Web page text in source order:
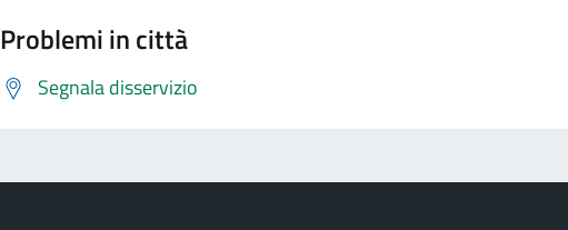
Problemi in città
Segnala disservizio